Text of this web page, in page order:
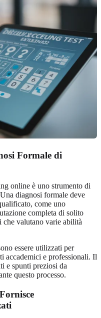
Formale di
online è uno strumento di
diagnosi formale deve
come uno
completa di solito
che valutano varie abilità
essere utilizzati per
accademici e professionali. Il
e spunti preziosi da
questo processo.